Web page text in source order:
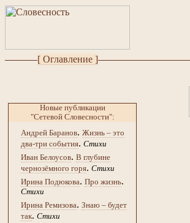
[ Оглавление ]
Новые публикации
"Сетевой Словесности":
Андрей Баранов. Жизнь – это
два-три события. Стихи
Иван Белоусов. В глубине
чернозёмного горя. Стихи
Ирина Подюкова. Про жизнь.
Стихи
Ирина Ремизова. Знаю – будет
так. Стихи